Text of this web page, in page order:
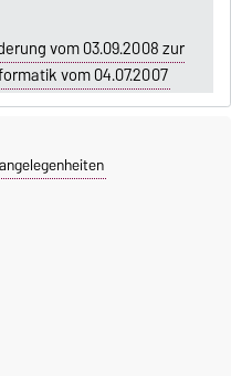
vom 03.09.2008 zur
vom 04.07.2007